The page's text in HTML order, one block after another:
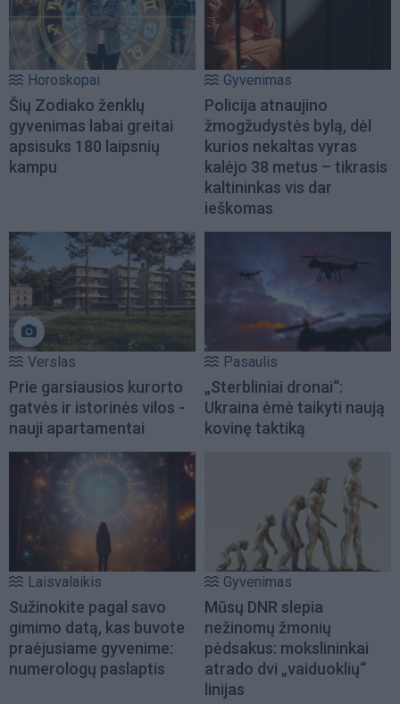
Horoskopai
Šių Zodiako ženklų
gyvenimas labai greitai
apsisuks 180 laipsnių
kampu
Gyvenimas
Policija atnaujino
žmogžudystės bylą, dėl
kurios nekaltas vyras
kalėjo 38 metus – tikrasis
kaltininkas vis dar
ieškomas
Verslas
Prie garsiausios kurorto
gatvės ir istorinės vilos -
nauji apartamentai
Pasaulis
„Sterbliniai dronai“:
Ukraina ėmė taikyti naują
kovinę taktiką
Laisvalaikis
Sužinokite pagal savo
gimimo datą, kas buvote
praėjusiame gyvenime:
numerologų paslaptis
Gyvenimas
Mūsų DNR slepia
nežinomų žmonių
pėdsakus: mokslininkai
atrado dvi „vaiduoklių“
linijas